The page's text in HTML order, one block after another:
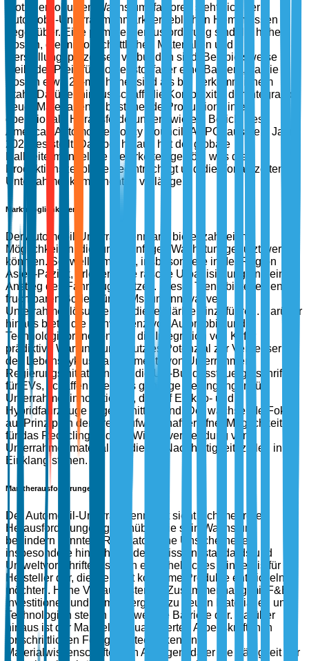
Trotz der robusten Wachstumsfaktoren sieht sich der
Automobil-Unterrahmenmarkt erheblichen Hemmnissen
gegenüber. Eine primäre Herausforderung sind die hohen
Kosten, die mit fortschrittlichen Materialien und
Herstellungsprozessen verbunden sind. Beispielsweise
bleibt der Preis für Kohlenstofffaser eine Barriere, da die
Kosten etwa 20-mal höher sind als bei herkömmlichem
Stahl. Darüber hinaus schafft die Komplexität der Integration
neuer Materialien in bestehende Produktionslinien
operationale Herausforderungen, wie ein Bericht des
American Automotive Policy Council (AAPC) aus dem Jahr
2023 feststellt. Darüber hinaus hat der globale
Halbleitermangel die Lieferketten gestört, was die
Produktionszeitpläne beeinträchtigt und die Vorlaufzeiten für
Unterrahmenkomponenten verlängert.
Marktmöglichkeiten
Der Automobil-Unterrahmenmarkt bietet zahlreiche
Möglichkeiten, die für zukünftiges Wachstum genutzt werden
könnten. Schwellenmärkte, insbesondere in der Region
Asien-Pazifik, erleben eine rasche Urbanisierung und einen
Anstieg des Fahrzeugbesitzes. Dieser Trend bietet einen
fruchtbaren Boden für OEMs, um innovative
Unterrahmenlösungen für diese Märkte einzuführen. Darüber
hinaus bietet die Konvergenz von Automobil- und
Technologiebranchen, wie die Integration von KI für
prädiktive Wartung, ungenutztes Potenzial zur Verbesserung
des Lebenszyklusmanagements von Unterrahmen.
Regierungsinitiativen, wie die US-Bundessteuergutschriften
für EVs, schaffen ebenfalls günstige Bedingungen für
Unterrahmeninnovationen, die auf Elektro- und
Hybridfahrzeuge zugeschnitten sind. Der wachsende Fokus
auf Prinzipien der Kreislaufwirtschaft eröffnet Möglichkeiten
für das Recycling und die Wiederverwendung von
Unterrahmenmaterialien, die mit Nachhaltigkeitszielen in
Einklang stehen.
Marktherausforderungen
Der Automobil-Unterrahmenmarkt sieht sich mehreren
Herausforderungen gegenüber, die sein Wachstum
behindern könnten. Regulatorische Unsicherheiten,
insbesondere hinsichtlich der Emissionsstandards und
Umweltvorschriften, stellen ein erhebliches Hindernis für
Hersteller dar, die weltweit konforme Produkte entwickeln
möchten. Hohe Vorlaufkosten im Zusammenhang mit F&E-
Investitionen und dem Übergang zu neuen Materialien und
Technologien stellen eine weitere Barriere dar. Darüber
hinaus ist der Mangel an qualifizierten Arbeitskräften in
fortschrittlichen Fertigungstechniken und
Materialwissenschaften ein Anliegen, da er die Fähigkeit der